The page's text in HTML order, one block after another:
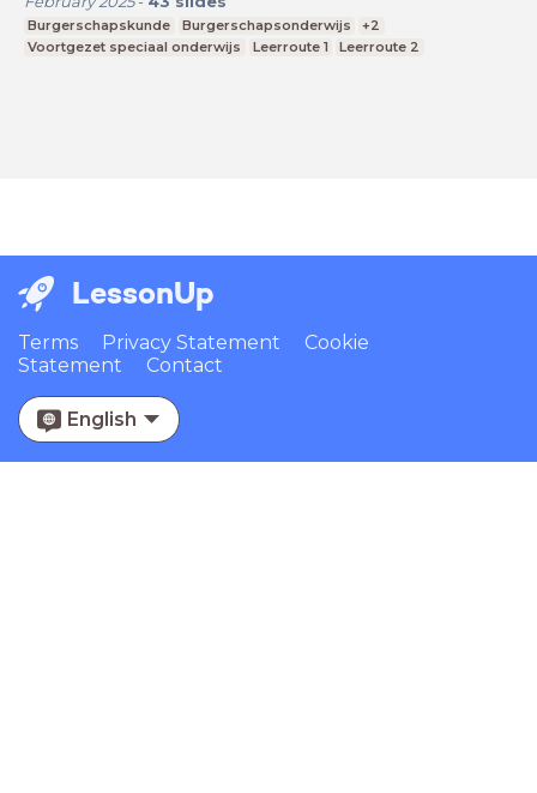
Burgerschapskunde Burgerschapsonderwijs
+2
Voortgezet speciaal onderwijs
Leerroute 1 Leerroute 2
LessonUp
Terms Privacy Statement
Cookie
Statement
Contact
English